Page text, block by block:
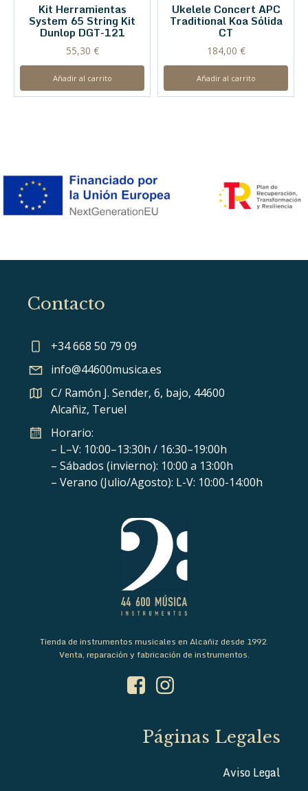
Kit Herramientas
System 65 String Kit
Dunlop DGT-121
55,30 €
Añadir al carrito
Ukelele Concert APC
Traditional Koa Sólida
CT
184,00 €
Añadir al carrito
Contacto
+34 668 50 79 09
info@44600musica.es
C/ Ramón J. Sender, 6, bajo, 44600
Alcañiz, Teruel
Horario:
– L–V: 10:00–13:30h / 16:30–19:00h
– Sábados (invierno): 10:00 a 13:00h
– Verano (Julio/Agosto): L-V: 10:00-14:00h
Tienda de instrumentos musicales en Alcañiz desde 1992.
Venta, reparación y fabricación de instrumentos.
Páginas Legales
Aviso Legal